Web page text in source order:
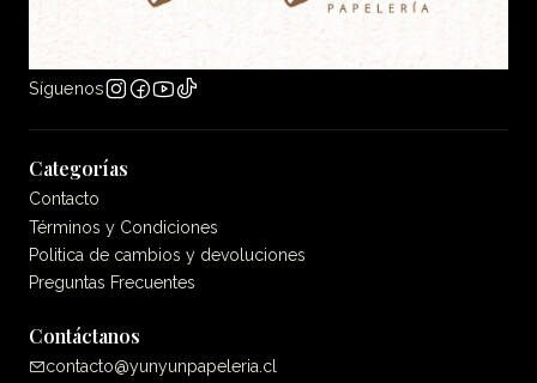
Síguenos
Categorías
Contacto
Términos y Condiciones
Politica de cambios y devoluciones
Preguntas Frecuentes
Contáctanos
contacto@yunyunpapeleria.cl